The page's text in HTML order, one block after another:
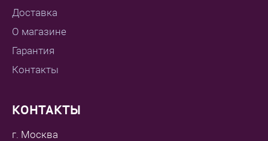
Доставка
О магазине
Гарантия
Контакты
КОНТАКТЫ
г. Москва